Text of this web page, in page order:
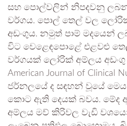
සහ පොල්වලින් නිපදවනු
වර්ගය. පොල් තෙල් වල
අඩංගුය. නමුත් පාම් මදයෙන්
විට වෙළෙඳපොළේ එළවළු
වර්ගයක් ලෝරික් අම්ලය
American Journal of
ජර්නලයේ ද සඳහන් වූයේ
කොට ඇති දෙයක් බවය. මේද
අම්ලය මව් කිරිවල වැඩි